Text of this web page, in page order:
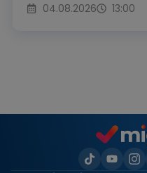
04.08.2026
13:00